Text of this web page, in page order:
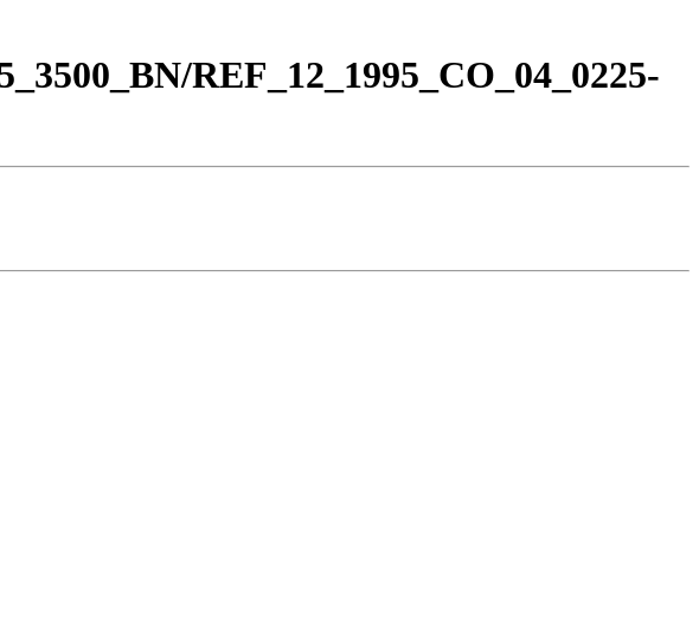
REF_12_1995_CO_04_0225-